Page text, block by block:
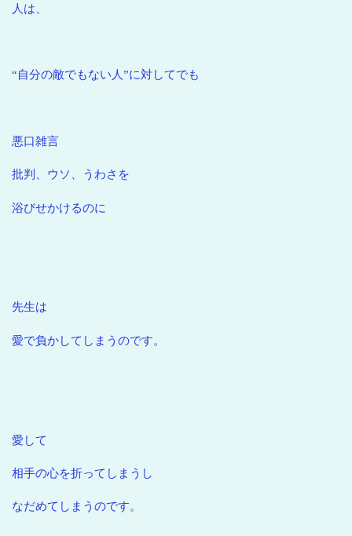
人は、
“自分の敵でもない人”に対してでも
悪口雑言
批判、ウソ、うわさを
浴びせかけるのに
先生は
愛で負かしてしまうのです。
愛して
相手の心を折ってしまうし
なだめてしまうのです。